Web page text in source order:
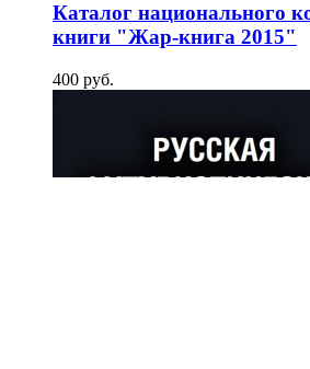
Каталог национального
книги "Жар-книга 2015"
400 pуб.